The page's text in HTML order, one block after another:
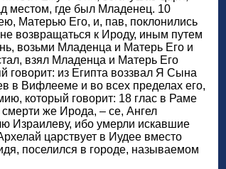
местом, где был Младенец. 10
Матерью Его, и, пав, поклонились
возвращаться к Ироду, иным путем
возьми Младенца и Матерь Его и
взял Младенца и Матерь Его
говорит: из Египта воззвал Я Сына
в Вифлееме и во всех пределах его,
который говорит: 18 глас в Раме
же Ирода, – се, Ангел
Израилеву, ибо умерли искавшие
царствует в Иудее вместо
поселился в городе, называемом